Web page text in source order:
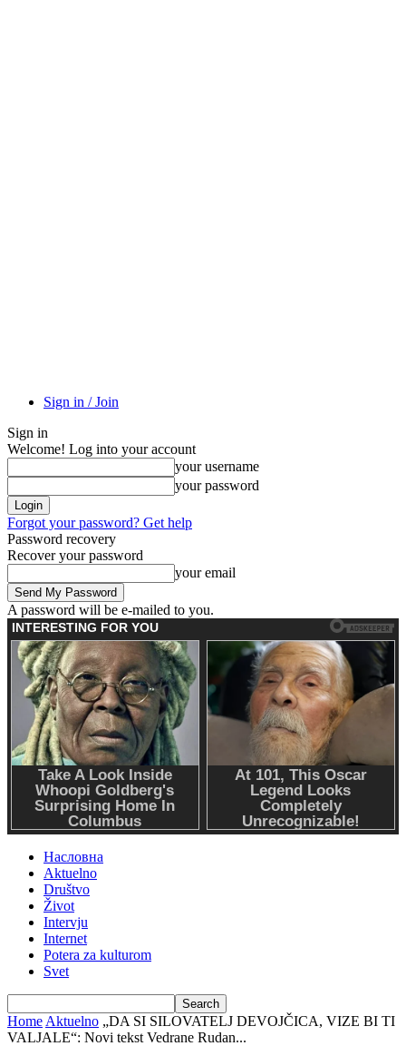
Sign in / Join
Sign in
Welcome! Log into your account
your username
your password
Forgot your password? Get help
Password recovery
Recover your password
your email
A password will be e-mailed to you.
Насловна
Aktuelno
Društvo
Život
Intervju
Internet
Potera za kulturom
Svet
Home Aktuelno „DA SI SILOVATELJ DEVOJČICA, VIZE BI TI
VALJALE“: Novi tekst Vedrane Rudan...